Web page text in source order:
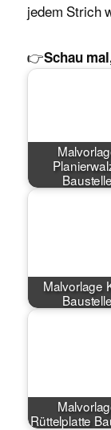
jedem Strich
👉Schau
Baustelle
Malvorlage
Baustelle
Rüttelplatte